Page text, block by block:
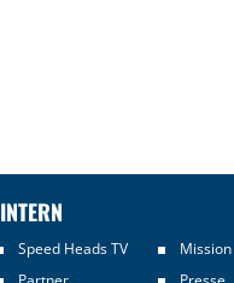
INTERN
Speed Heads TV
Mission